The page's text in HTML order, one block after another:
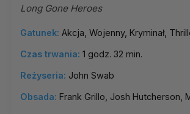
Long Gone Heroes
Gatunek: Akcja, Wojenny, Kryminał,
Czas trwania: 1 godz. 32 min.
Reżyseria: John Swab
Obsada: Frank Grillo, Josh Hutcherson,